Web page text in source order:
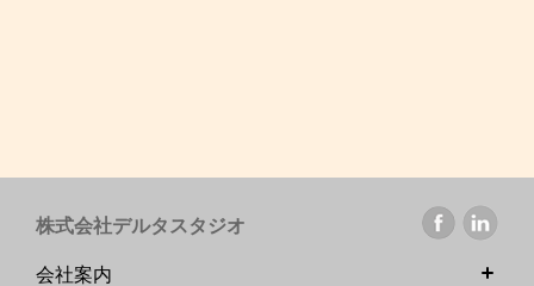
株式会社デルタスタジオ
会社案内